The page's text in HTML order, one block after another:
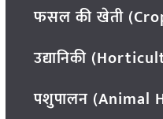
फसल की खेती
उद्यानिकी
पशुपालन (Animal